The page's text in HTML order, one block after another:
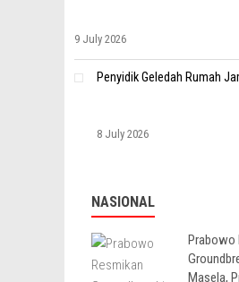
9 July 2026
Penyidik Geledah Rumah
8 July 2026
NASIONAL
Prabowo
Masela,